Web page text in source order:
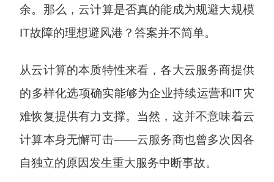
余。那么，云计算是否真的能成为规避大规模
IT故障的理想避风港？答案并不简单。
从云计算的本质特性来看，各大云服务商提供
的多样化选项确实能够为企业持续运营和IT灾
难恢复提供有力支撑。当然，这并不意味着云
计算本身无懈可击——云服务商也曾多次因各
自独立的原因发生重大服务中断事故。